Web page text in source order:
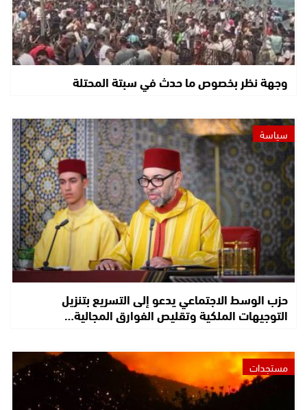
وجهة نظر بخصوص ما حدث في سبتة المحتلة
سياسة
حزب الوسط الاجتماعي يدعو إلى التسريع بتنزيل
التوجيهات الملكية وتقليص الفوارق المجالية…
مستجدات